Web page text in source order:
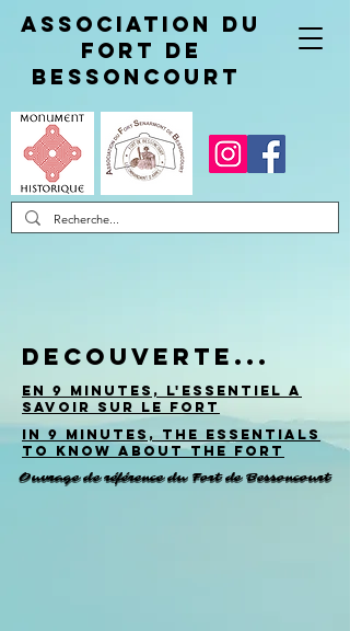
Association du
fort de
Bessoncourt
DECOUVERTE...
EN 9 MINUTES, L'ESSENTIEL A
SAVOIR SUR LE FORT
IN 9 MINUTES, THE ESSENTIALS
TO KNOW ABOUT THE FORT
Ouvrage de référence du Fort de Bessoncourt
Ouvrage de référence du Fort de Bessoncourt